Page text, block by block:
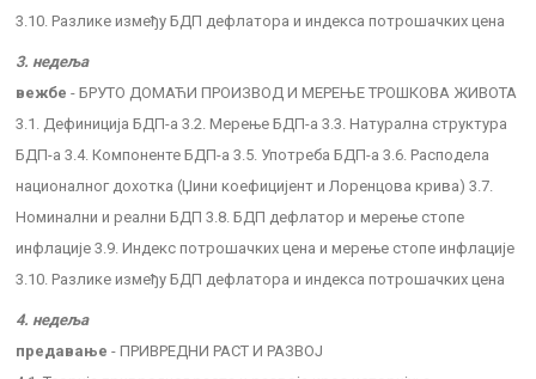
3.10. Разлике између БДП дефлатора и индекса потрошачких цена
3. недеља
вежбе - БРУТО ДОМАЋИ ПРОИЗВОД И МЕРЕЊЕ ТРОШКОВА ЖИВОТА
3.1. Дефиниција БДП-а 3.2. Мерење БДП-а 3.3. Натурална структура
БДП-а 3.4. Компоненте БДП-а 3.5. Употреба БДП-а 3.6. Расподела
националног дохотка (Џини коефицијент и Лоренцова крива) 3.7.
Номинални и реални БДП 3.8. БДП дефлатор и мерење стопе
инфлације 3.9. Индекс потрошачких цена и мерење стопе инфлације
3.10. Разлике између БДП дефлатора и индекса потрошачких цена
4. недеља
предавање - ПРИВРЕДНИ РАСТ И РАЗВОЈ